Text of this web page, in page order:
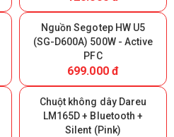
Nguồn Segotep HW U5
(SG-D600A) 500W - Active
PFC
699.000 đ
Chuột không dây Dareu
LM165D + Bluetooth +
Silent (Pink)